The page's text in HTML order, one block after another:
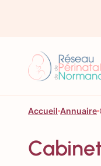
Accueil Annuaire